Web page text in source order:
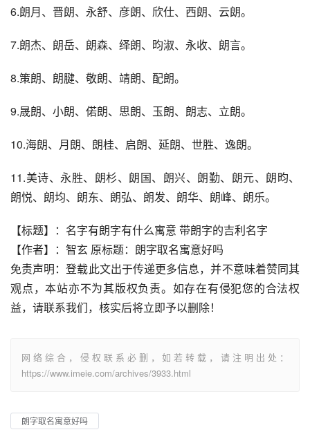
6.朗月、晋朗、永舒、彦朗、欣仕、西朗、云朗。
7.朗杰、朗岳、朗森、绎朗、昀淑、永收、朗言。
8.策朗、朗腱、敬朗、靖朗、配朗。
9.晟朗、小朗、偌朗、思朗、玉朗、朗志、立朗。
10.海朗、月朗、朗桂、启朗、延朗、世胜、逸朗。
11.美诗、永胜、朗杉、朗国、朗兴、朗勤、朗元、朗昀、
朗悦、朗均、朗东、朗弘、朗发、朗华、朗峰、朗乐。
【标题】：名字有朗字有什么寓意 带朗字的吉利名字
【作者】：智玄 原标题：朗字取名寓意好吗
免责声明：登载此文出于传递更多信息，并不意味着赞同其
观点，本站亦不为其版权负责。如存在有侵犯您的合法权
益，请联系我们，核实后将立即予以删除！
网络综合，侵权联系必删，如若转载，请注明出处：
https://www.imeie.com/archives/3933.html
朗字取名寓意好吗